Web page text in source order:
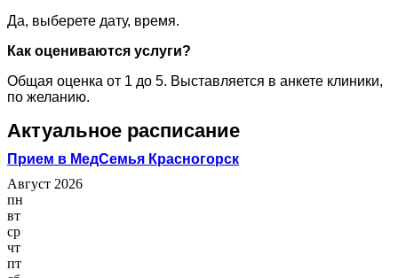
Да, выберете дату, время.
Как оцениваются услуги?
Общая оценка от 1 до 5. Выставляется в анкете клиники,
по желанию.
Актуальное расписание
Прием в МедСемья Красногорск
Август 2026
пн
вт
ср
чт
пт